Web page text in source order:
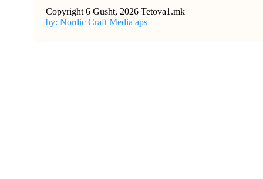
Copyright 6 Gusht, 2026 Tetova1.mk
by: Nordic Craft Media aps